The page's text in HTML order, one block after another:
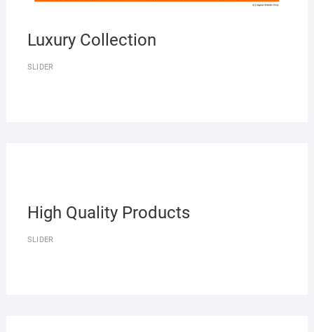
Luxury Collection
SLIDER
High Quality Products
SLIDER